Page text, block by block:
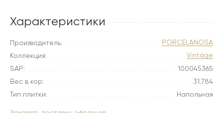
Характеристики
Производитель:
PORCELANOSA
Коллекция:
Vintage
SAP:
100045365
Вес в кор:
31.784
Тип плитки:
Напольная